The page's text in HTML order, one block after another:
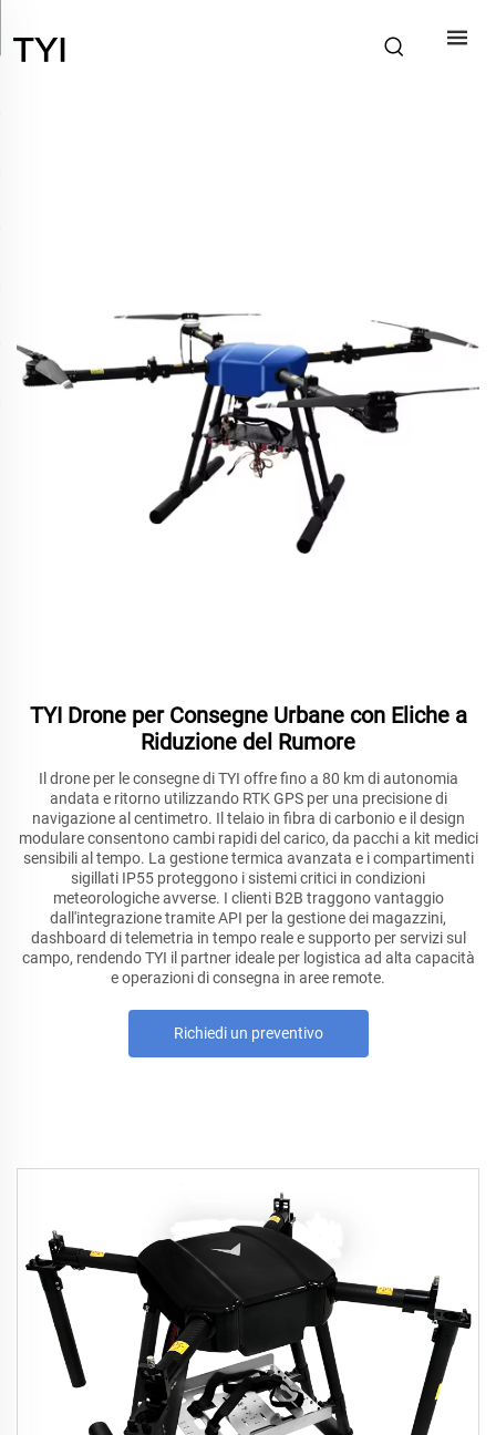
TYI Drone per Consegne Urbane con Eliche a
Riduzione del Rumore
Il drone per le consegne di TYI offre fino a 80 km di autonomia
andata e ritorno utilizzando RTK GPS per una precisione di
navigazione al centimetro. Il telaio in fibra di carbonio e il design
modulare consentono cambi rapidi del carico, da pacchi a kit medici
sensibili al tempo. La gestione termica avanzata e i compartimenti
sigillati IP55 proteggono i sistemi critici in condizioni
meteorologiche avverse. I clienti B2B traggono vantaggio
dall'integrazione tramite API per la gestione dei magazzini,
dashboard di telemetria in tempo reale e supporto per servizi sul
campo, rendendo TYI il partner ideale per logistica ad alta capacità
e operazioni di consegna in aree remote.
Richiedi un preventivo